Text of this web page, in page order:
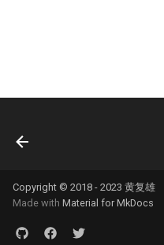
Copyright © 2018 - 2023 黄复雄
Made with Material for MkDocs